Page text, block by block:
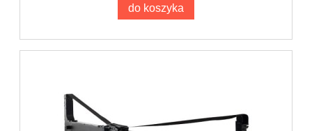
do koszyka